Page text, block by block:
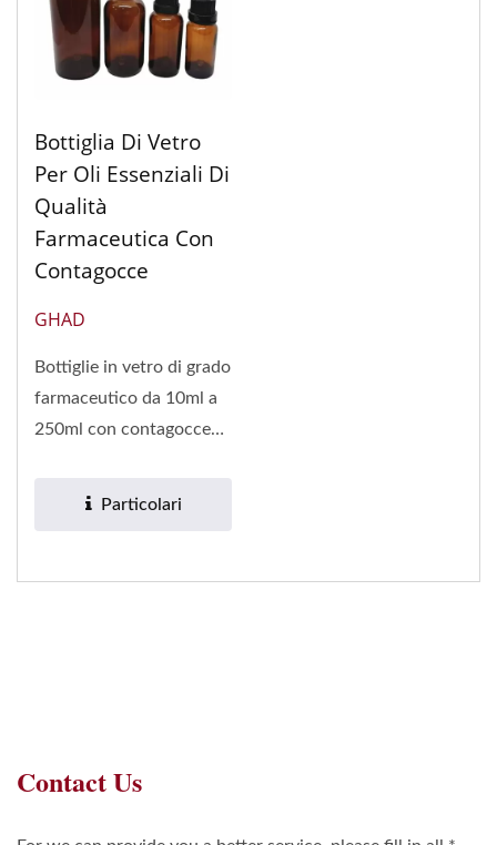
Bottiglia Di Vetro
Per Oli Essenziali Di
Qualità
Farmaceutica Con
Contagocce
GHAD
Bottiglie in vetro di grado
farmaceutico da 10ml a
250ml con contagocce
Particolari